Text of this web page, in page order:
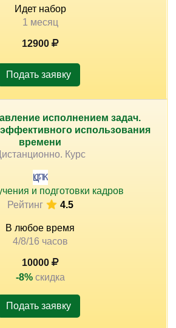
Идет набор
1 месяц
12900
Подать заявку
исполнением задач.
использования
времени
Курс
и подготовки кадров
Рейтинг
4.5
В любое время
4/8/16 часов
10000
-8% скидка
Подать заявку